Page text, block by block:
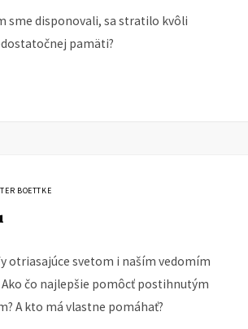
sme disponovali, sa stratilo kvôli
pamäti?
BOETTKE
otriasajúce svetom i naším vedomím
Ako čo najlepšie pomôcť postihnutým
A kto má vlastne pomáhať?